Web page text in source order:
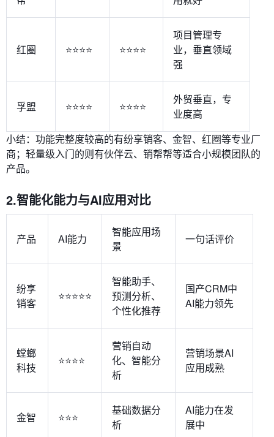
红圈 ⭐⭐⭐⭐ ⭐⭐⭐⭐
项目管理专
业，垂直领域
强
孚盟 ⭐⭐⭐⭐ ⭐⭐⭐⭐
外贸垂直，专
业度高
小结：功能完整度较高的有纷享销客、金智、红圈等专业厂
商；轻量级入门的则有伙伴云、销帮帮等适合小规模团队的
产品。
2.智能化能力与AI应用对比
产品 AI能力
智能应用场
景
一句话评价
纷享
销客
⭐⭐⭐⭐⭐
智能助手、
预测分析、
个性化推荐
国产CRM中
AI能力领先
螳螂
科技
⭐⭐⭐⭐
营销自动
化、智能分
析
营销场景AI
应用成熟
金智 ⭐⭐⭐
基础数据分
析
AI能力在发
展中